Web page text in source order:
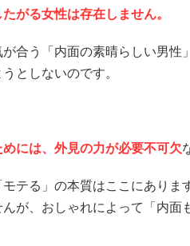
がる女性は存在しません。
合う「内面の素晴らしい男性
としないのです。
には、外見の力が必要不可欠
テる」の本質はここにありま
が、おしゃれによって「内面